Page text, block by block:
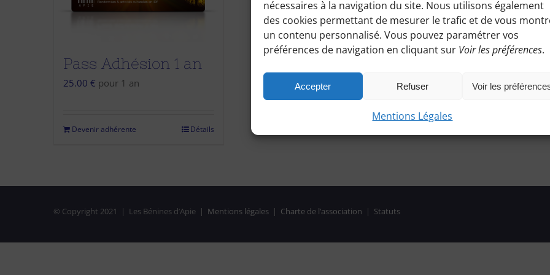
nécessaires à la navigation du site. Nous utilisons également
des cookies permettant de mesurer le trafic et de vous
un contenu personnalisé. Vous pouvez paramétrer vos
préférences de navigation en cliquant sur Voir les préférences.
Accepter Refuser Voir les
Mentions Légales
Pass Adhésion 1 an
25.00 € pour 1 an
Devenir adhérente Détails
© Copyright 2021 | Les Bénines d’Apie | Mentions légales| Charte de l’association | Statuts